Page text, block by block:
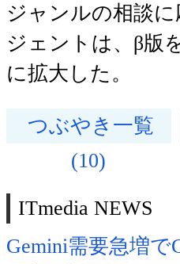
ジャンルの相談
ジェントは、β版
に拡大した。
つぶやき一覧
(10)
ITmedia NEWS
Gemini需要急増で